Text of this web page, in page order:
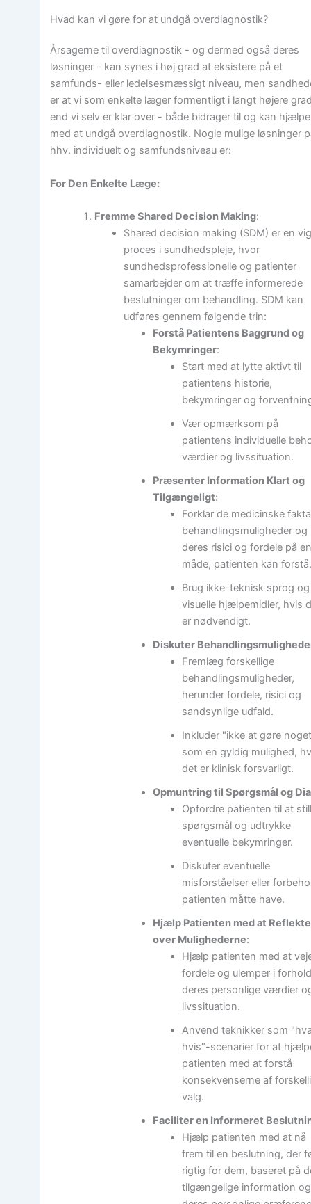
Hvad kan vi gøre for at undgå overdiagnostik?
Årsagerne til overdiagnostik - og dermed også deres
løsninger - kan synes i høj grad at eksistere på et
samfunds- eller ledelsesmæssigt niveau, men
er at vi som enkelte læger formentligt i langt højere
end vi selv er klar over - både bidrager til og kan hjælpe
med at undgå overdiagnostik. Nogle mulige løsninger
hhv. individuelt og samfundsniveau er:
For Den Enkelte Læge:
Fremme Shared Decision Making:
Shared decision making (SDM) er en
proces i sundhedspleje, hvor
sundhedsprofessionelle og patienter
samarbejder om at træffe informerede
beslutninger om behandling. SDM kan
udføres gennem følgende trin:
Forstå Patientens Baggrund og
Bekymringer:
Start med at lytte aktivt til
patientens historie,
bekymringer og
Vær opmærksom på
patientens individuelle
værdier og livssituation.
Præsenter Information Klart og
Tilgængeligt:
Forklar de medicinske
behandlingsmuligheder og
deres risici og fordele på en
måde, patienten kan forstå.
Brug ikke-teknisk sprog og
visuelle hjælpemidler, hvis
er nødvendigt.
Diskuter
Fremlæg forskellige
behandlingsmuligheder,
herunder fordele, risici og
sandsynlige udfald.
Inkluder "ikke at gøre
som en gyldig mulighed,
det er klinisk forsvarligt.
Opmuntring til Spørgsmål og
Opfordre patienten til at
spørgsmål og udtrykke
eventuelle bekymringer.
Diskuter eventuelle
misforståelser eller
patienten måtte have.
Hjælp Patienten med at
over Mulighederne:
Hjælp patienten med at
fordele og ulemper i
deres personlige værdier
livssituation.
Anvend teknikker som
hvis"-scenarier for at
patienten med at forstå
konsekvenserne af
valg.
Faciliter en Informeret
Hjælp patienten med at nå
frem til en beslutning, der
rigtig for dem, baseret på
tilgængelige information og